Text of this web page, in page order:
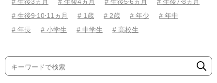
# 生後3ヵ月
# 生後4ヵ月 # 生後5⋅6ヵ月
# 生後7⋅8ヵ月
# 生後9⋅10⋅11ヵ月
# 1歳 # 2歳 # 年少
# 年中
# 年長
# 小学生 # 中学生 # 高校生